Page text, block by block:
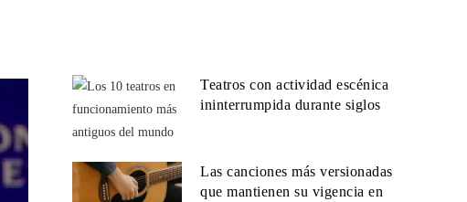
Teatros con actividad escénica
ininterrumpida durante siglos
Las canciones más versionadas
que mantienen su vigencia en